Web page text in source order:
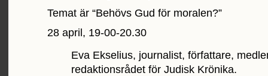
Temat är “Behövs Gud för moralen?”
28 april, 19-00-20.30
Eva Ekselius, journalist, författare,
redaktionsrådet för Judisk Krönika.